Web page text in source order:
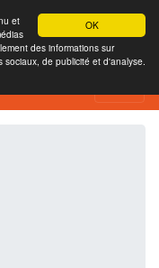
OK
et
des informations sur
de publicité et d'analyse.